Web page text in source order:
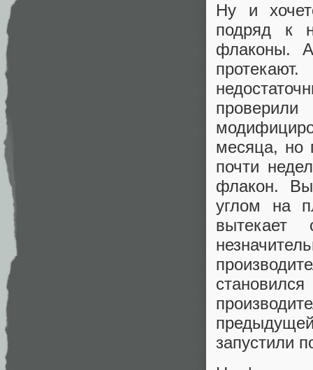
Ну и
подряд к
флаконы.
месяца, но
почти
флакон.
углом на
вытекает
запустили